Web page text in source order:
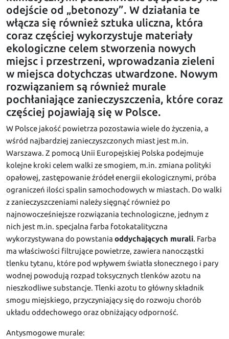
odejście od „betonozy”. W działania te
włącza się również sztuka uliczna, która
coraz częściej wykorzystuje materiały
ekologiczne celem stworzenia nowych
miejsc i przestrzeni, wprowadzania zieleni
w miejsca dotychczas utwardzone. Nowym
rozwiązaniem są również murale
pochłaniające zanieczyszczenia, które coraz
częściej pojawiają się w Polsce.
W Polsce jakość powietrza pozostawia wiele do życzenia, a
wśród najbardziej zanieczyszczonych miast jest m.in.
Warszawa. Z pomocą Unii Europejskiej Polska podejmuje
kolejne kroki celem walki ze smogiem, m.in. zmiana polityki
opałowej, zastępowanie źródeł energii ekologicznymi, próba
ograniczeń ilości spalin samochodowych w miastach. Do walki
z zanieczyszczeniami należy sięgnąć również po
najnowocześniejsze rozwiązania technologiczne, jednym z
nich jest m.in. specjalna farba fotokatalityczna
wykorzystywana do powstania oddychających murali. Farba
ma właściwości filtrujące powietrze, zawiera nanocząstki
tlenku tytanu, które pod wpływem światła słonecznego i pary
wodnej powodują rozpad toksycznych tlenków azotu na
nieszkodliwe substancje. Tlenki azotu to główny składnik
smogu miejskiego, przyczyniający się do rozwoju chorób
układu oddechowego oraz obniżający odporność.
Antysmogowe murale: